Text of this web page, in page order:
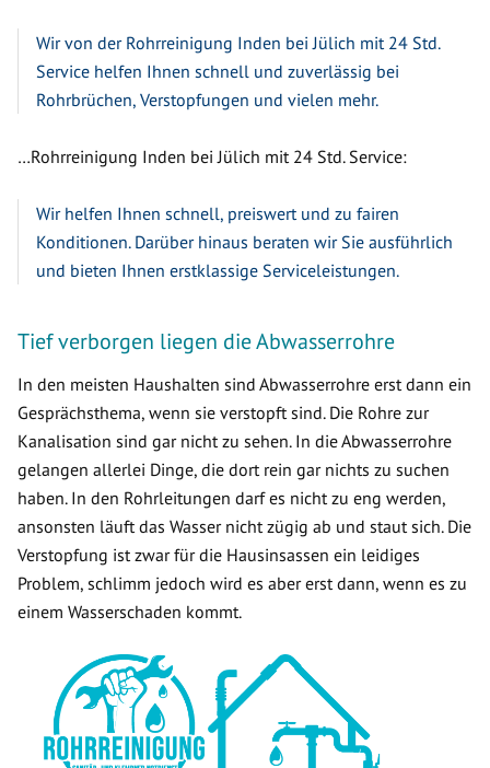
Wir von der Rohrreinigung Inden bei Jülich mit 24 Std.
Service helfen Ihnen schnell und zuverlässig bei
Rohrbrüchen, Verstopfungen und vielen mehr.
…Rohrreinigung Inden bei Jülich mit 24 Std. Service:
Wir helfen Ihnen schnell, preiswert und zu fairen
Konditionen. Darüber hinaus beraten wir Sie ausführlich
und bieten Ihnen erstklassige Serviceleistungen.
Tief verborgen liegen die Abwasserrohre
In den meisten Haushalten sind Abwasserrohre erst dann ein
Gesprächsthema, wenn sie verstopft sind. Die Rohre zur
Kanalisation sind gar nicht zu sehen. In die Abwasserrohre
gelangen allerlei Dinge, die dort rein gar nichts zu suchen
haben. In den Rohrleitungen darf es nicht zu eng werden,
ansonsten läuft das Wasser nicht zügig ab und staut sich. Die
Verstopfung ist zwar für die Hausinsassen ein leidiges
Problem, schlimm jedoch wird es aber erst dann, wenn es zu
einem Wasserschaden kommt.